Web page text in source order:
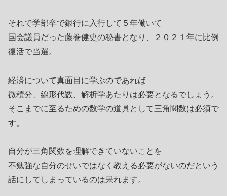
それで学部卒で銀行に入行して５年働いて
国会議員だった藤巻健史の秘書となり、２０２１年に比例
復活で当選。
経済について真面目に学ぶのであれば
微積分、線形代数、解析学あたりは必要となるでしょう。
そこまでに至るための数学の道具として三角関数は必須で
す。
自分が三角関数を理解できていないことを
不勉強な自分のせいではなく教える必要がないのだという
話にしてしまっているのは呆れます。